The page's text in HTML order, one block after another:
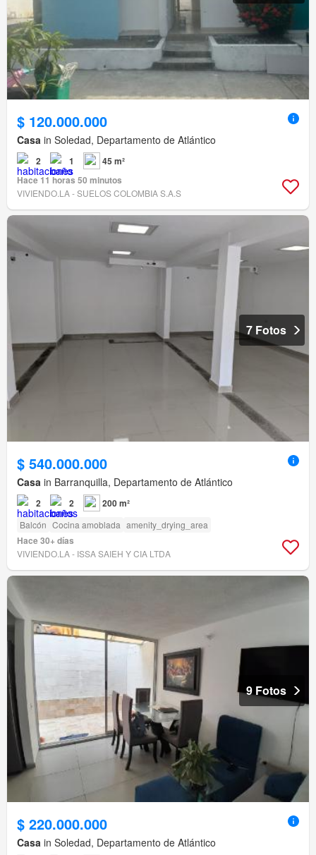
$ 120.000.000
Casa in Soledad, Departamento de Atlántico
2 1
45 m²
Hace 11 horas 50 minutos
VIVIENDO.LA - SUELOS COLOMBIA S.A.S
7 Fotos
$ 540.000.000
Casa in Barranquilla, Departamento de Atlántico
2 2 200 m²
Balcón Cocina amoblada amenity_drying_area
Hace 30+ días
VIVIENDO.LA - ISSA SAIEH Y CIA LTDA
9 Fotos
$ 220.000.000
Casa in Soledad, Departamento de Atlántico